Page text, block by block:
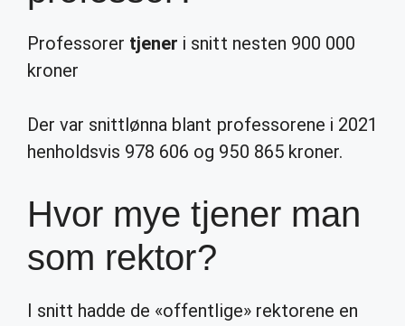
Professorer tjener i snitt nesten 900 000
kroner
Der var snittlønna blant professorene i 2021
henholdsvis 978 606 og 950 865 kroner.
Hvor mye tjener man
som rektor?
I snitt hadde de «offentlige» rektorene en